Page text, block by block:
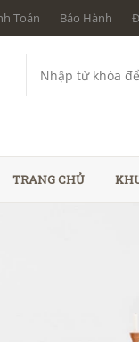
Toán Bảo Hành
TRANG CHỦ